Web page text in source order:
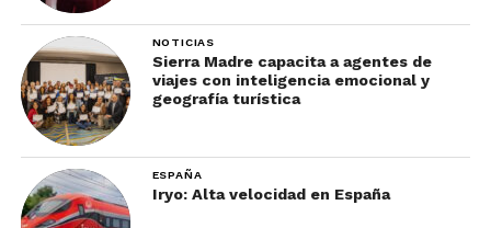
NOTICIAS
Sierra Madre capacita a agentes de
viajes con inteligencia emocional y
geografía turística
ESPAÑA
Iryo: Alta velocidad en España